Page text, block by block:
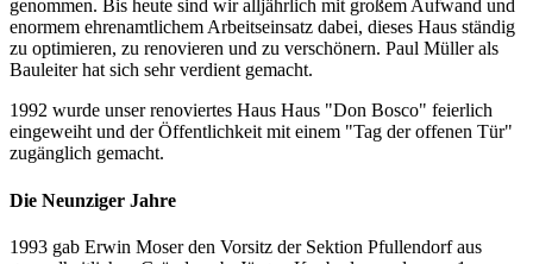
genommen. Bis heute sind wir alljährlich mit großem Aufwand und
enormem ehrenamtlichem Arbeitseinsatz dabei, dieses Haus ständig
zu optimieren, zu renovieren und zu verschönern. Paul Müller als
Bauleiter hat sich sehr verdient gemacht.
1992 wurde unser renoviertes Haus Haus "Don Bosco" feierlich
eingeweiht und der Öffentlichkeit mit einem "Tag der offenen Tür"
zugänglich gemacht.
Die Neunziger Jahre
1993 gab Erwin Moser den Vorsitz der Sektion Pfullendorf aus